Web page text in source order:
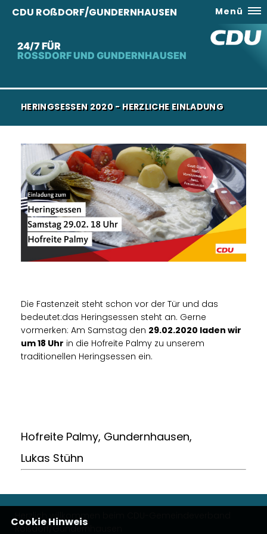
24/7 FÜR
ROSSDORF UND GUNDERNHAUSEN
CDU ROßDORF/GUNDERNHAUSEN Menü
HERINGSESSEN 2020 - HERZLICHE EINLADUNG
Die Fastenzeit steht schon vor der Tür und das
bedeutet:das Heringsessen steht an. Gerne
vormerken: Am Samstag den 29.02.2020 laden wir
um 18 Uhr in die Hofreite Palmy zu unserem
traditionellen Heringsessen ein.
Hofreite Palmy, Gundernhausen,
Lukas Stühn
Herzlich willkommen beim CDU-Gemeindeverband
Roßdorf/Gundernhausen
Cookie Hinweis